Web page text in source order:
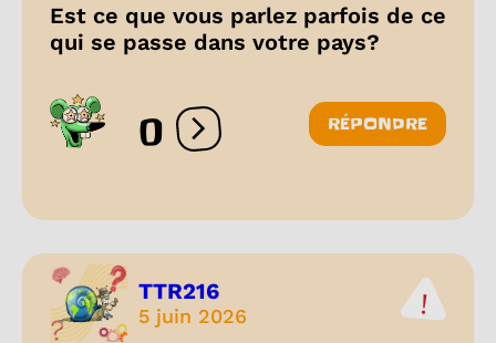
Est ce que vous parlez parfois de ce
qui se passe dans votre pays?
0 Ouvrir les réactions
RÉPONDRE
TTR216
5 juin 2026